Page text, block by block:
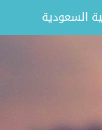
السعودية